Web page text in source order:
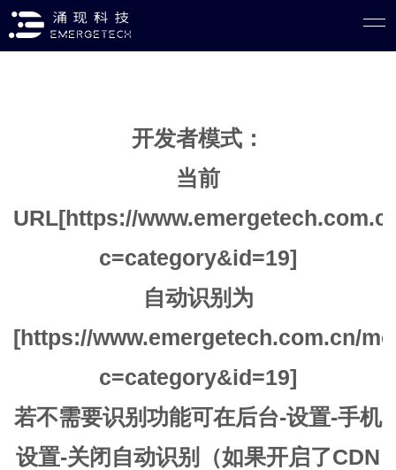
开发者模式：
当前
URL[https://
c=category&id=19]
自动识别为
[https://www.emergetech.com.cn/
c=category&id=19]
若不需要识别功能可在后台-设置-手机
设置-关闭自动识别（如果开启了CDN